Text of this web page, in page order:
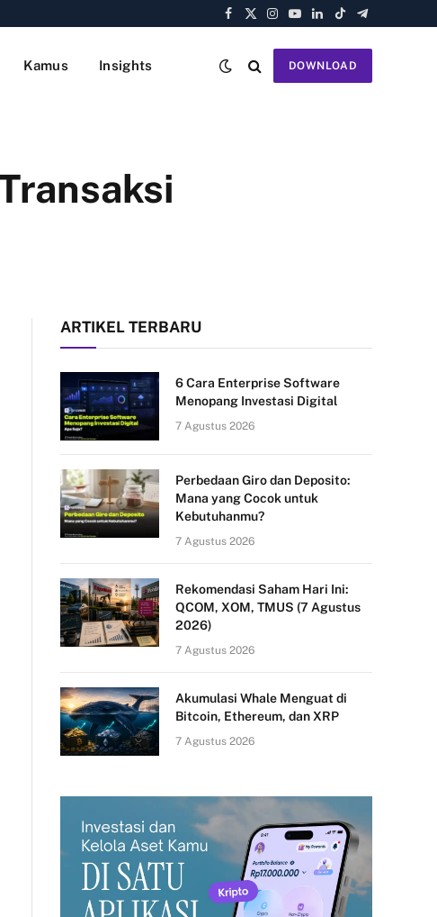
Facebook
X
Instagram
YouTube
LinkedIn
TikTokTelegram
Kamus Insights DOWNLOAD
ARTIKEL TERBARU
6 Cara Enterprise Software
Menopang Investasi Digital
7 Agustus 2026
Perbedaan Giro dan Deposito:
Mana yang Cocok untuk
Kebutuhanmu?
7 Agustus 2026
Rekomendasi Saham Hari Ini:
QCOM, XOM, TMUS (7 Agustus
2026)
7 Agustus 2026
Akumulasi Whale Menguat di
Bitcoin, Ethereum, dan XRP
7 Agustus 2026